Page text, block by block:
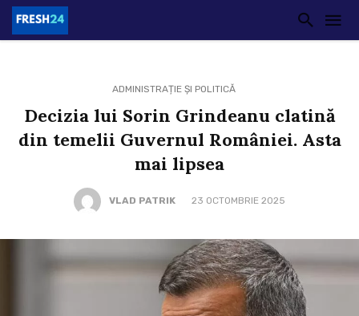
ADMINISTRAȚIE ȘI POLITICĂ
Decizia lui Sorin Grindeanu clatină
din temelii Guvernul României. Asta
mai lipsea
VLAD PATRIK 23 OCTOMBRIE 2025